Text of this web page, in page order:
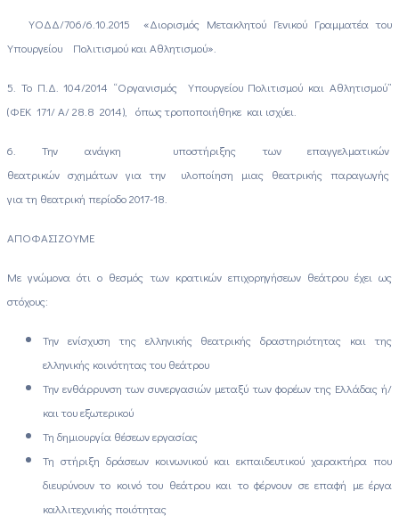
ΥΟΔΔ/706/6.10.2015 «Διορισμός Μετακλητού Γενικού Γραμματέα του
Υπουργείου Πολιτισμού και Αθλητισμού».
5. Το Π.Δ. 104/2014 “Οργανισμός Υπουργείου Πολιτισμού και Αθλητισμού”
(ΦΕΚ 171/ Α/ 28.8 2014), όπως τροποποιήθηκε και ισχύει.
6. Την ανάγκη υποστήριξης των επαγγελματικών
θεατρικών σχημάτων για την υλοποίηση μιας θεατρικής παραγωγής
για τη θεατρική περίοδο 2017-18.
ΑΠΟΦΑΣΙΖΟΥΜΕ
Με γνώμονα ότι ο θεσμός των κρατικών επιχορηγήσεων θεάτρου έχει ως
στόχους:
Την ενίσχυση της ελληνικής θεατρικής δραστηριότητας και της
ελληνικής κοινότητας του θεάτρου
Την ενθάρρυνση των συνεργασιών μεταξύ των φορέων της Ελλάδας ή/
και του εξωτερικού
Τη δημιουργία θέσεων εργασίας
Τη στήριξη δράσεων κοινωνικού και εκπαιδευτικού χαρακτήρα που
διευρύνουν το κοινό του θεάτρου και το φέρνουν σε επαφή με έργα
καλλιτεχνικής ποιότητας